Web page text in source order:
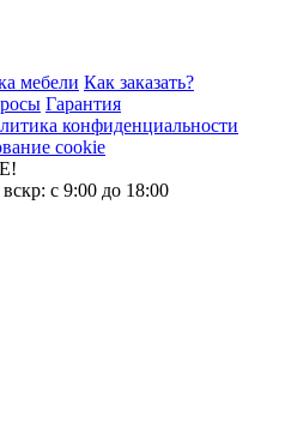
мебели Как заказать?
Гарантия
конфиденциальности
cookie
с 9:00 до 18:00